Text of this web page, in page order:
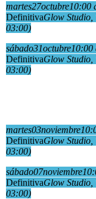
martes27octubre10:00
DefinitivaGlow Studio
03:00)
sábado31octubre10:00
DefinitivaGlow Studio
03:00)
martes03noviembre
DefinitivaGlow Studio
03:00)
sábado07noviembre
DefinitivaGlow Studio
03:00)